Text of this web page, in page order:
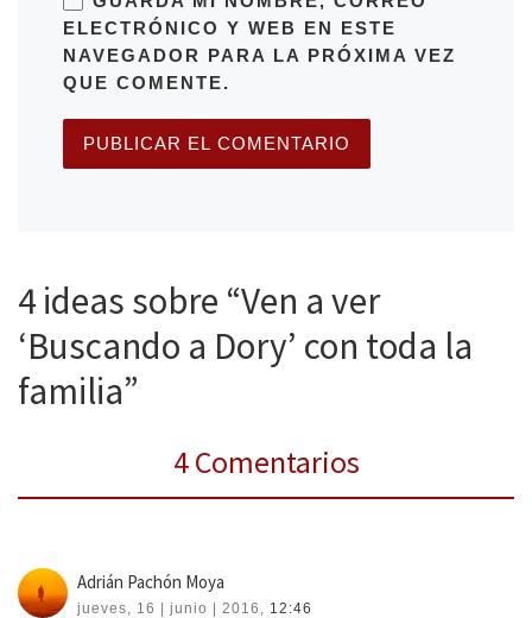
ELECTRÓNICO Y WEB EN ESTE
NAVEGADOR PARA LA PRÓXIMA VEZ
QUE COMENTE.
4 ideas sobre “Ven a ver
‘Buscando a Dory’ con toda la
familia”
4 Comentarios
Adrián Pachón Moya
jueves, 16 | junio | 2016, 12:46